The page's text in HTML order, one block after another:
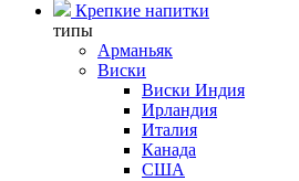
Крепкие напитки
типы
Арманьяк
Виски
Виски Индия
Ирландия
Италия
Канада
США